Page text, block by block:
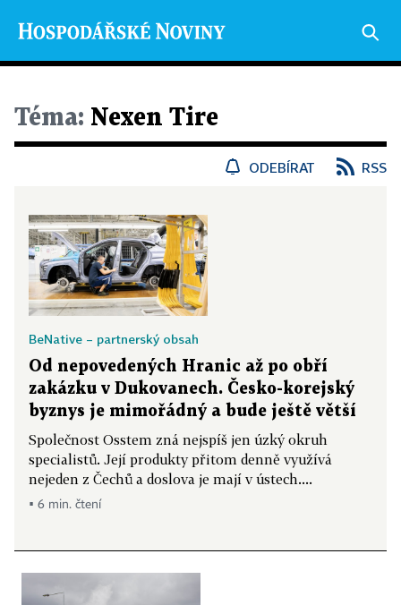
Téma: Nexen Tire
ODEBÍRAT RSS
BeNative – partnerský obsah
Od nepovedených Hranic až po obří
zakázku v Dukovanech. Česko-korejský
byznys je mimořádný a bude ještě větší
Společnost Osstem zná nejspíš jen úzký okruh
specialistů. Její produkty přitom denně využívá
nejeden z Čechů a doslova je mají v ústech....
▪ 6 min. čtení